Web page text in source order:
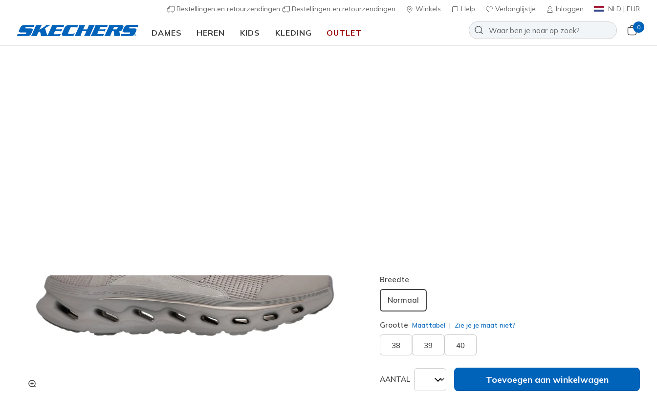
Bestellingen en retourzendingen Bestellingen en retourzendingen Winkels Help Verlanglijstje Inloggen NLD | EUR
DAMES HEREN KIDS KLEDING OUTLET
0
Breedte
Normaal
Grootte Maattabel Zie je je maat niet?
38 39 40
AANTAL Toevoegen aan winkelwagen